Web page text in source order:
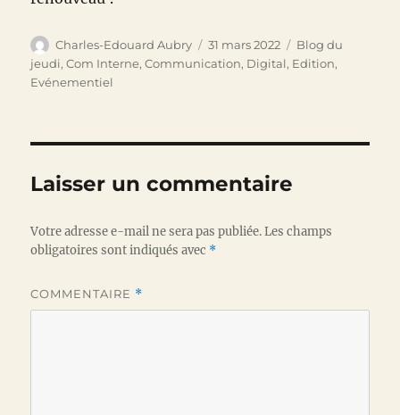
Auteur
Charles-Edouard Aubry
Publié
le
31 mars 2022 Catégories
Blog du
jeudi,Com Interne,Communication, Digital, Edition,
Evénementiel
Laisser un commentaire
Votre adresse e-mail ne sera pas publiée. Les champs
obligatoires sont indiqués avec *
COMMENTAIRE *